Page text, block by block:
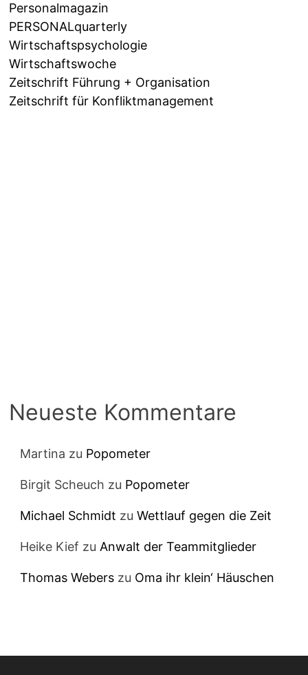
Personalmagazin
PERSONALquarterly
Wirtschaftspsychologie
Wirtschaftswoche
Zeitschrift Führung + Organisation
Zeitschrift für Konfliktmanagement
Neueste Kommentare
Martina zu Popometer
Birgit Scheuch zu Popometer
Michael Schmidt zuWettlauf gegen die Zeit
Heike Kief zu Anwalt der Teammitglieder
Thomas Webers zu Oma ihr klein‘ Häuschen